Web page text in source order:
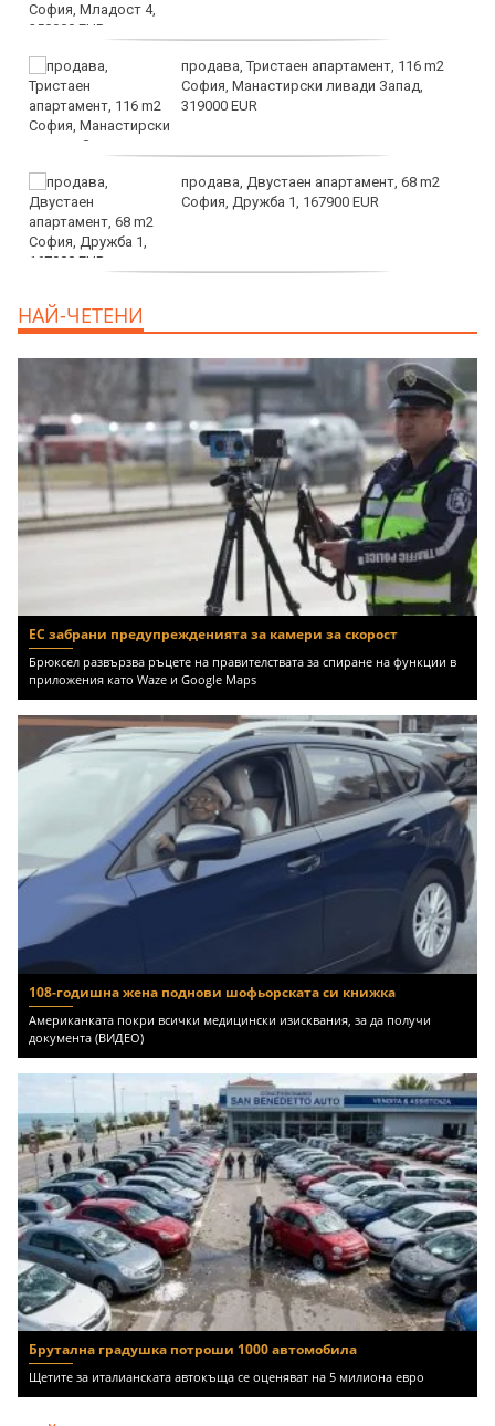
продава, Тристаен апартамент, 116 m2
София, Манастирски ливади Запад,
319000 EUR
продава, Двустаен апартамент, 68 m2
София, Дружба 1, 167900 EUR
НАЙ-ЧЕТЕНИ
ЕС забрани предупрежденията за камери за скорост
Брюксел развързва ръцете на правителствата за спиране на функции в
приложения като Waze и Google Maps
108-годишна жена поднови шофьорската си книжка
Американката покри всички медицински изисквания, за да получи
документа (ВИДЕО)
Брутална градушка потроши 1000 автомобила
Щетите за италианската автокъща се оценяват на 5 милиона евро